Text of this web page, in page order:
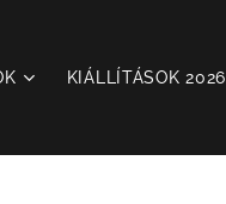
KIÁLLÍTÁSOK 2026